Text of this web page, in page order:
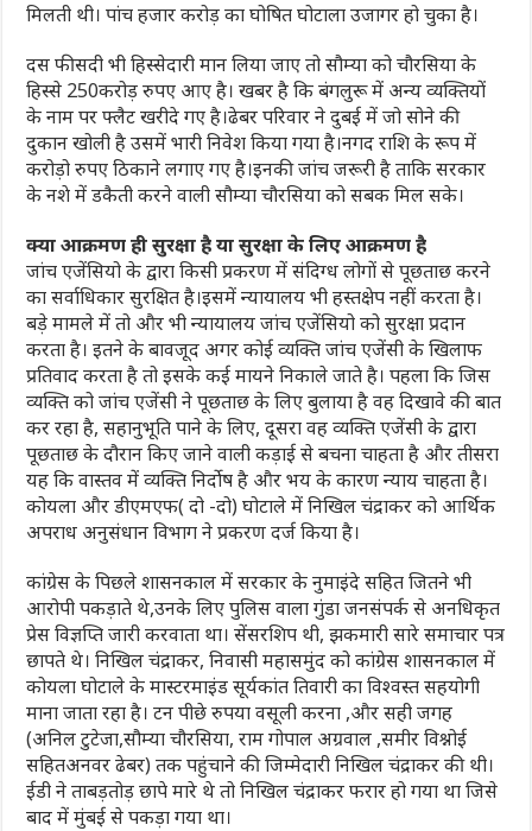
मिलती थी। पांच हजार करोड़ का घोषित घोटाला उजागर हो चुका है।
दस फीसदी भी हिस्सेदारी मान लिया जाए तो सौम्या को चौरसिया के
हिस्से 250करोड़ रुपए आए है। खबर है कि बंगलुरू में अन्य व्यक्तियों
के नाम पर फ्लैट खरीदे गए है।ढेबर परिवार ने दुबई में जो सोने की
दुकान खोली है उसमें भारी निवेश किया गया है।नगद राशि के रूप में
करोड़ो रुपए ठिकाने लगाए गए है।इनकी जांच जरूरी है ताकि सरकार
के नशे में डकैती करने वाली सौम्या चौरसिया को सबक मिल सके।
क्या आक्रमण ही सुरक्षा है या सुरक्षा के लिए आक्रमण है
जांच एजेंसियो के द्वारा किसी प्रकरण में संदिग्ध लोगों से पूछताछ करने
का सर्वाधिकार सुरक्षित है।इसमें न्यायालय भी हस्तक्षेप नहीं करता है।
बड़े मामले में तो और भी न्यायालय जांच एजेंसियो को सुरक्षा प्रदान
करता है। इतने के बावजूद अगर कोई व्यक्ति जांच एजेंसी के खिलाफ
प्रतिवाद करता है तो इसके कई मायने निकाले जाते है। पहला कि जिस
व्यक्ति को जांच एजेंसी ने पूछताछ के लिए बुलाया है वह दिखावे की बात
कर रहा है, सहानुभूति पाने के लिए, दूसरा वह व्यक्ति एजेंसी के द्वारा
पूछताछ के दौरान किए जाने वाली कड़ाई से बचना चाहता है और तीसरा
यह कि वास्तव में व्यक्ति निर्दोष है और भय के कारण न्याय चाहता है।
कोयला और डीएमएफ( दो -दो) घोटाले में निखिल चंद्राकर को आर्थिक
अपराध अनुसंधान विभाग ने प्रकरण दर्ज किया है।
कांग्रेस के पिछले शासनकाल में सरकार के नुमाइंदे सहित जितने भी
आरोपी पकड़ाते थे,उनके लिए पुलिस वाला गुंडा जनसंपर्क से अनधिकृत
प्रेस विज्ञप्ति जारी करवाता था। सेंसरशिप थी, झकमारी सारे समाचार पत्र
छापते थे। निखिल चंद्राकर, निवासी महासमुंद को कांग्रेस शासनकाल में
कोयला घोटाले के मास्टरमाइंड सूर्यकांत तिवारी का विश्वस्त सहयोगी
माना जाता रहा है। टन पीछे रुपया वसूली करना ,और सही जगह
(अनिल टुटेजा,सौम्या चौरसिया, राम गोपाल अग्रवाल ,समीर विश्नोई
सहितअनवर ढेबर) तक पहुंचाने की जिम्मेदारी निखिल चंद्राकर की थी।
ईडी ने ताबड़तोड़ छापे मारे थे तो निखिल चंद्राकर फरार हो गया था जिसे
बाद में मुंबई से पकड़ा गया था।